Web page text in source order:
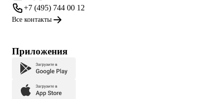
+7 (495) 744 00 12
Все контакты
Приложения